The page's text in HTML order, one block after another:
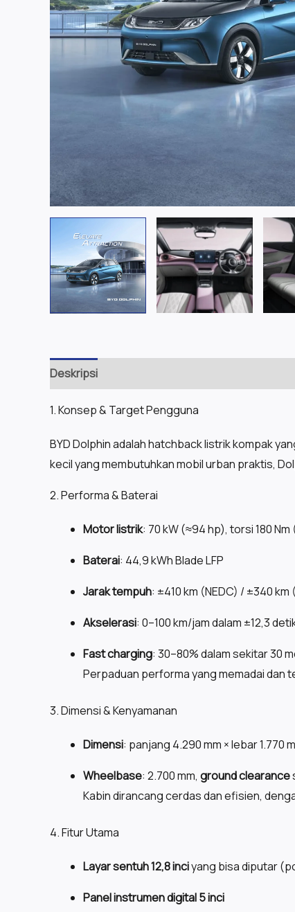
Deskripsi
1. Konsep & Target Pengguna
BYD Dolphin adalah hatchback listrik kompak
kecil yang membutuhkan mobil urban praktis,
2. Performa & Baterai
Motor listrik: 70 kW (≈94 hp), torsi 180 Nm
Baterai: 44,9 kWh Blade LFP
Jarak tempuh: ±410 km (NEDC) / ±340 km
Akselerasi: 0–100 km/jam dalam ±12,3
Fast charging: 30–80% dalam sekitar 30
Perpaduan performa yang memadai dan
3. Dimensi & Kenyamanan
Dimensi: panjang 4.290 mm × lebar 1.770
Wheelbase: 2.700 mm, ground clearance
Kabin dirancang cerdas dan efisien,
4. Fitur Utama
Layar sentuh 12,8 inciyang bisa diputar
Panel instrumen digital 5 inci